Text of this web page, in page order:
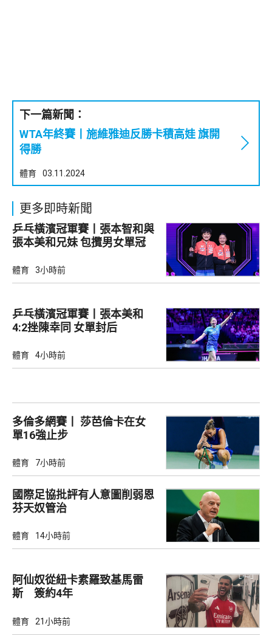
下一篇新聞：
WTA年終賽丨施維雅迪反勝卡積高娃 旗開
得勝
體育 03.11.2024
更多即時新聞
乒乓橫濱冠軍賽丨張本智和與
張本美和兄妹 包攬男女單冠
體育 3小時前
乒乓橫濱冠軍賽丨張本美和
4:2挫陳幸同 女單封后
體育 4小時前
多倫多網賽丨 莎芭倫卡在女
單16強止步
體育 7小時前
國際足協批評有人意圖削弱恩
芬天奴管治
體育 14小時前
阿仙奴從紐卡素羅致基馬雷
斯 簽約4年
體育 21小時前